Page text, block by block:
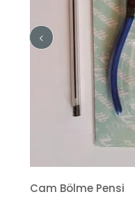
Cam Bölme Pensi